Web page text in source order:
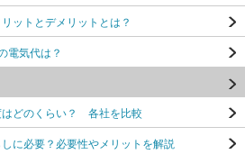
ットとデメリットとは？
電気代は？
はどのくらい？ 各社を比較
に必要？必要性やメリットを解説